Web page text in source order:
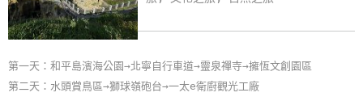
圖
客
服
第一天：和平島濱海公園→北寧自行車道→靈泉禪寺→擁恆文創園區
第二天：水頭賞鳥區→獅球嶺砲台→一太e衛廚觀光工廠